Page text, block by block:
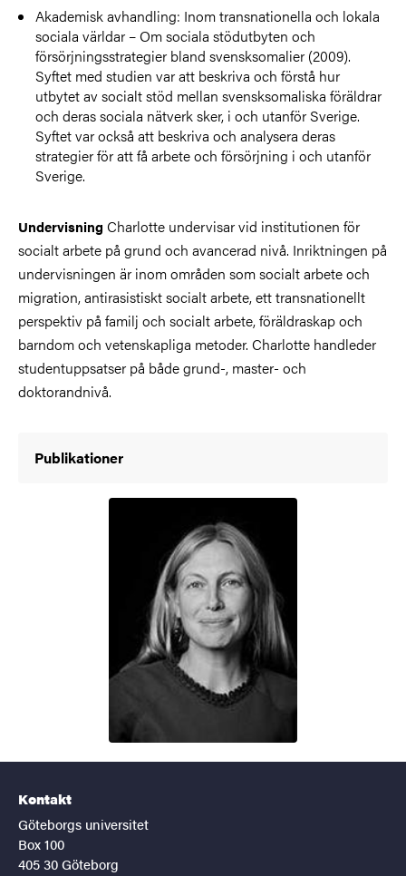
Akademisk avhandling: Inom transnationella och lokala
sociala världar – Om sociala stödutbyten och
försörjningsstrategier bland svensksomalier (2009).
Syftet med studien var att beskriva och förstå hur
utbytet av socialt stöd mellan svensksomaliska föräldrar
och deras sociala nätverk sker, i och utanför Sverige.
Syftet var också att beskriva och analysera deras
strategier för att få arbete och försörjning i och utanför
Sverige.
Undervisning Charlotte undervisar vid institutionen för
socialt arbete på grund och avancerad nivå. Inriktningen på
undervisningen är inom områden som socialt arbete och
migration, antirasistiskt socialt arbete, ett transnationellt
perspektiv på familj och socialt arbete, föräldraskap och
barndom och vetenskapliga metoder. Charlotte handleder
studentuppsatser på både grund-, master- och
doktorandnivå.
Publikationer
Kontakt
Göteborgs universitet
Box 100
405 30 Göteborg